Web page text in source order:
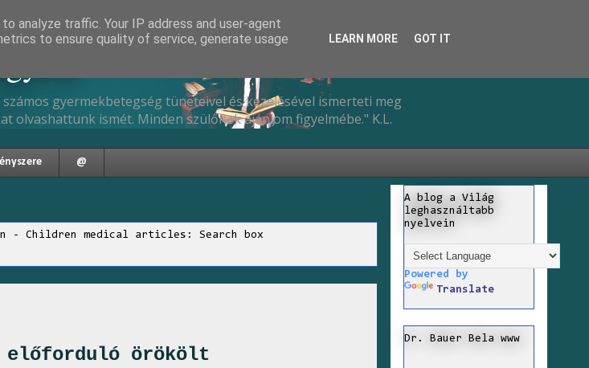
gyermekbetegség tüneteivel és kezelésével ismerteti meg
ismét. Minden szülőnek ajánlom figyelmébe." K.L.
@
- Children medical articles: Search box
előforduló örökölt
A blog a Világ
leghasználtabb
nyelvein
Powered by
Translate
Dr. Bauer Bela www
analyze traffic. Your IP address and user-agent
to ensure quality of service, generate usage
LEARN MORE GOT IT